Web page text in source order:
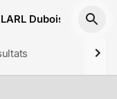
Dubois &